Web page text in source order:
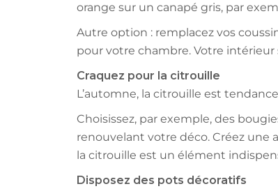
orange sur un canapé gris, par
Autre option : remplacez vos
pour votre chambre. Votre intérieur
Craquez pour la citrouille
L’automne, la citrouille est
Choisissez, par exemple, des
renouvelant votre déco. Créez une
la citrouille est un élément
Disposez des pots décoratifs